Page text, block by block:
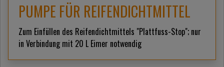
PUMPE FÜR REIFENDICHTMITTEL
Zum Einfüllen des Reifendichtmittels "Plattfuss-Stop"; nur
in Verbindung mit 20 L Eimer notwendig